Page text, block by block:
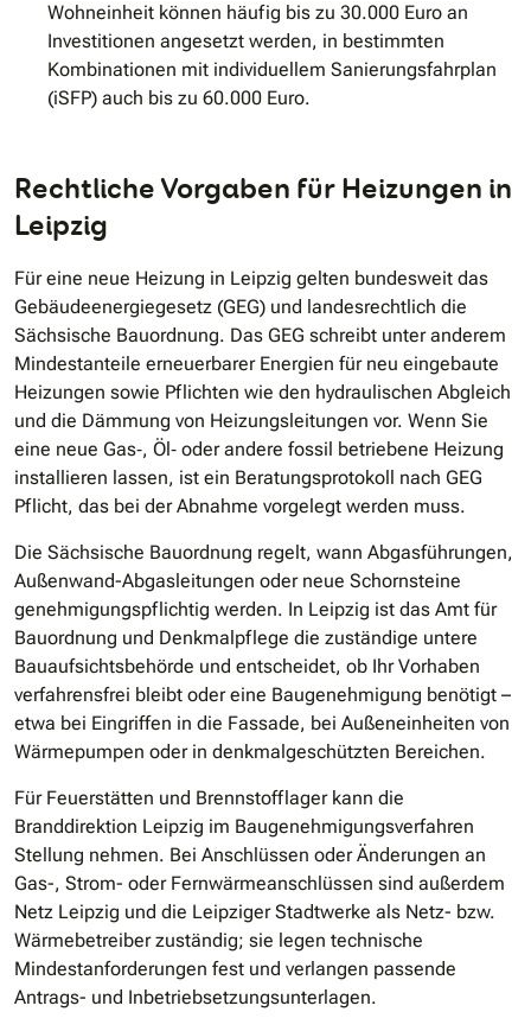
Wohneinheit können häufig bis zu 30.000 Euro an
Investitionen angesetzt werden, in bestimmten
Kombinationen mit individuellem Sanierungsfahrplan
(iSFP) auch bis zu 60.000 Euro.
Rechtliche Vorgaben für Heizungen in
Leipzig
Für eine neue Heizung in Leipzig gelten bundesweit das
Gebäudeenergiegesetz (GEG) und landesrechtlich die
Sächsische Bauordnung. Das GEG schreibt unter anderem
Mindestanteile erneuerbarer Energien für neu eingebaute
Heizungen sowie Pflichten wie den hydraulischen Abgleich
und die Dämmung von Heizungsleitungen vor. Wenn Sie
eine neue Gas‐, Öl‐ oder andere fossil betriebene Heizung
installieren lassen, ist ein Beratungsprotokoll nach GEG
Pflicht, das bei der Abnahme vorgelegt werden muss.
Die Sächsische Bauordnung regelt, wann Abgasführungen,
Außenwand-Abgasleitungen oder neue Schornsteine
genehmigungspflichtig werden. In Leipzig ist das Amt für
Bauordnung und Denkmalpflege die zuständige untere
Bauaufsichtsbehörde und entscheidet, ob Ihr Vorhaben
verfahrensfrei bleibt oder eine Baugenehmigung benötigt –
etwa bei Eingriffen in die Fassade, bei Außeneinheiten von
Wärmepumpen oder in denkmalgeschützten Bereichen.
Für Feuerstätten und Brennstofflager kann die
Branddirektion Leipzig im Baugenehmigungsverfahren
Stellung nehmen. Bei Anschlüssen oder Änderungen an
Gas-, Strom- oder Fernwärmeanschlüssen sind außerdem
Netz Leipzig und die Leipziger Stadtwerke als Netz- bzw.
Wärmebetreiber zuständig; sie legen technische
Mindestanforderungen fest und verlangen passende
Antrags- und Inbetriebsetzungsunterlagen.